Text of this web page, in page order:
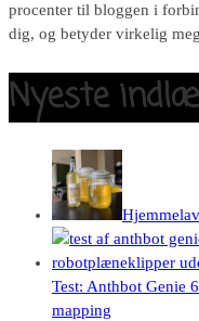
procenter til bloggen i
dig, og betyder virkelig
Nyeste
Test: Anthbot Genie
mapping